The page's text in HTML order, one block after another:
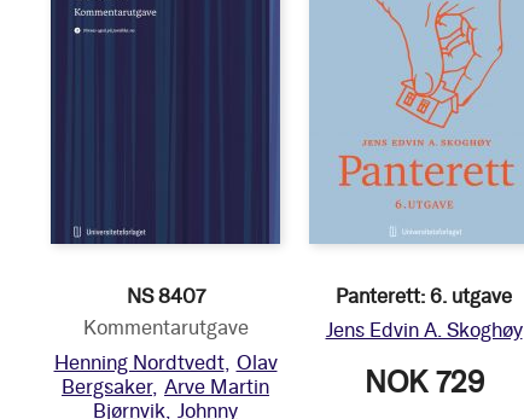
NS 8407
Kommentarutgave
Henning Nordtvedt Olav
Bergsaker Arve Martin
Bjørnvik Johnny
Panterett: 6. utgave
Jens Edvin A. Skoghøy
NOK 729